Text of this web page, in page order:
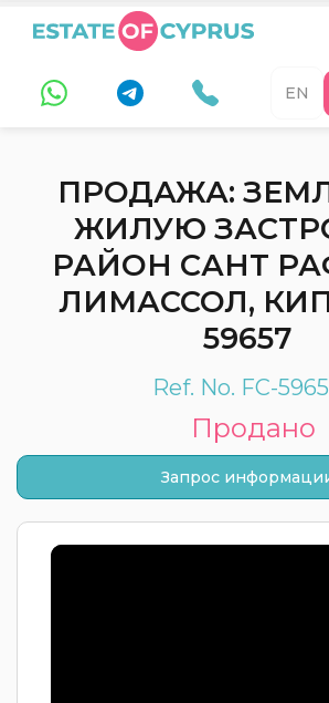
EN
ПРОДАЖА:
ЖИЛУЮ
РАЙОН САНТ
ЛИМАССОЛ,
59657
Ref. No. FC-
Продано
Запрос